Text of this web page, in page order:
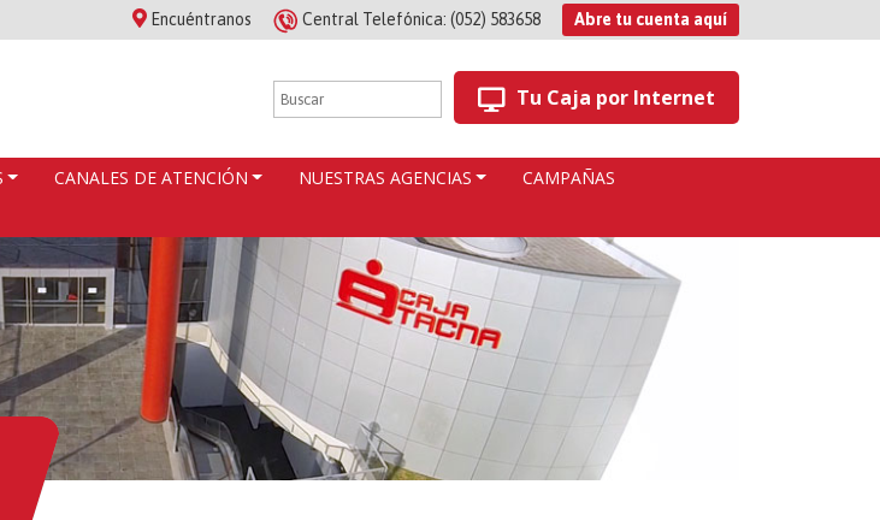
Encuéntranos Central Telefónica: (052) 583658 Abre tu cuenta aquí
Tu Caja por Internet
CANALES DE ATENCIÓN NUESTRAS AGENCIAS
CAMPAÑAS